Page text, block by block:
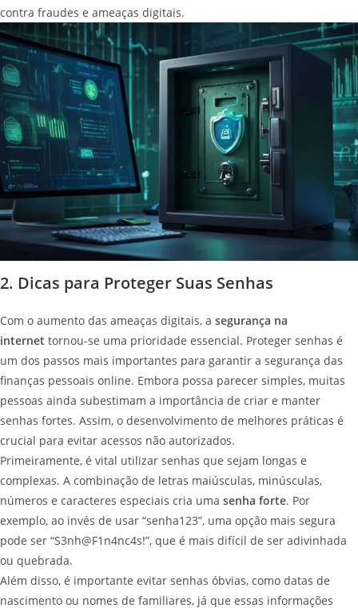
contra fraudes e ameaças digitais.
2. Dicas para Proteger Suas Senhas
Com o aumento das ameaças digitais, a segurança na
internet tornou-se uma prioridade essencial. Proteger senhas é
um dos passos mais importantes para garantir a segurança das
finanças pessoais online. Embora possa parecer simples, muitas
pessoas ainda subestimam a importância de criar e manter
senhas fortes. Assim, o desenvolvimento de melhores práticas é
crucial para evitar acessos não autorizados.
Primeiramente, é vital utilizar senhas que sejam longas e
complexas. A combinação de letras maiúsculas, minúsculas,
números e caracteres especiais cria uma senha forte. Por
exemplo, ao invés de usar “senha123”, uma opção mais segura
pode ser “S3nh@F1n4nc4s!”, que é mais difícil de ser adivinhada
ou quebrada.
Além disso, é importante evitar senhas óbvias, como datas de
nascimento ou nomes de familiares, já que essas informações